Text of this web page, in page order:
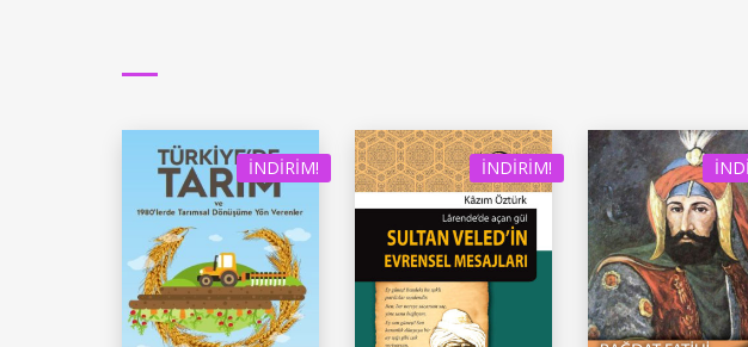
İNDIRIM! İNDIRIM!